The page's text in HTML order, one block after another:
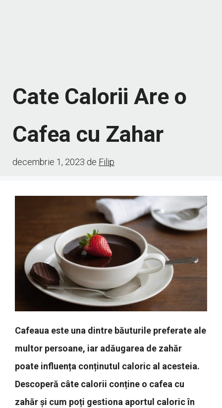
Cate Calorii Are o
Cafea cu Zahar
decembrie 1, 2023 de Filip
Cafeaua este una dintre băuturile preferate ale
multor persoane, iar adăugarea de zahăr
poate influența conținutul caloric al acesteia.
Descoperă câte calorii conține o cafea cu
zahăr și cum poți gestiona aportul caloric în